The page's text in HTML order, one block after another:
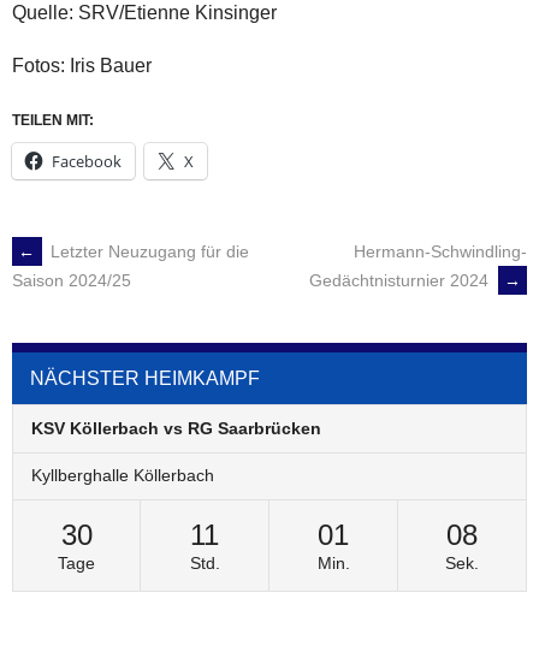
Quelle: SRV/Etienne Kinsinger
Fotos: Iris Bauer
TEILEN MIT:
Facebook X
POST
NAVIGATION
←
Letzter Neuzugang für die
Saison 2024/25
Hermann-Schwindling-
Gedächtnisturnier 2024
→
NÄCHSTER HEIMKAMPF
KSV Köllerbach vs RG Saarbrücken
Kyllberghalle Köllerbach
30
Tage
11
Std.
01
Min.
08
Sek.